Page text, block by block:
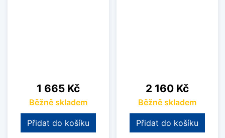
Cena
1 665 Kč
Běžně skladem
Přidat do košíku
Cena
2 160 Kč
Běžně skladem
Přidat do košíku